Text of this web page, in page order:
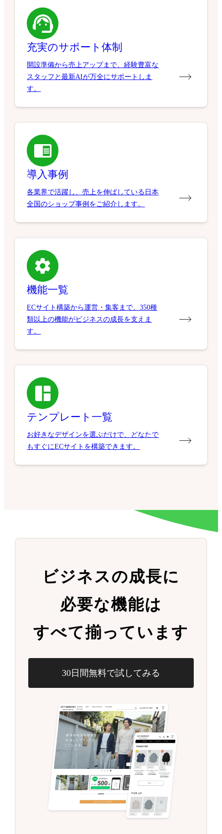
充実のサポート体制
開設準備から売上アップまで、経験豊富な
スタッフと最新AIが万全にサポートしま
す。
導入事例
各業界で活躍し、売上を伸ばしている日本
全国のショップ事例をご紹介します。
機能一覧
ECサイト構築から運営・集客まで、350種
類以上の機能がビジネスの成長を支えま
す。
テンプレート一覧
お好きなデザインを選ぶだけで、どなたで
もすぐにECサイトを構築できます。
ビジネスの成長に
必要な機能は
すべて揃っています
30日間無料で試してみる